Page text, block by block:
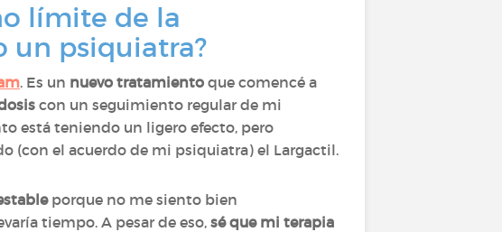
límite de la
un psiquiatra?
. Es un nuevo tratamiento que comencé a
con un seguimiento regular de mi
está teniendo un ligero efecto, pero
(con el acuerdo de mi psiquiatra) el Largactil.
porque no me siento bien
tiempo. A pesar de eso, sé que mi terapia